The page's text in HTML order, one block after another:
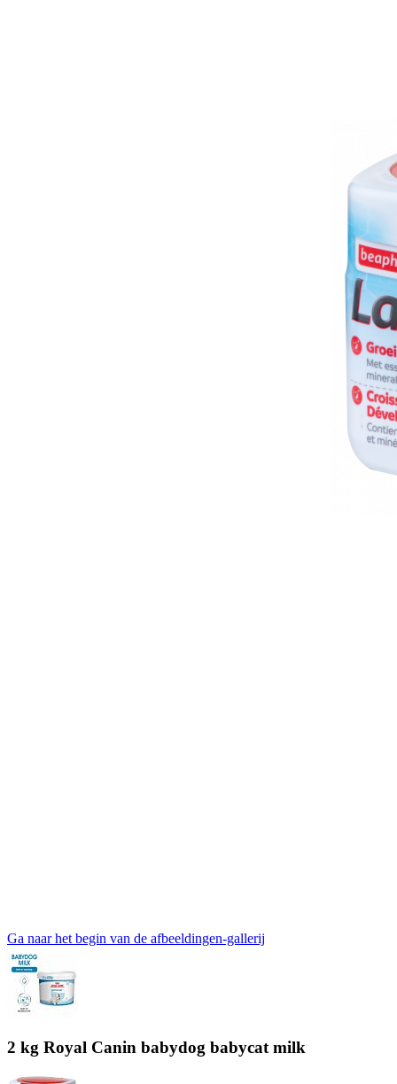
Ga naar het begin van de afbeeldingen-gallerij
2 kg Royal Canin babydog babycat milk